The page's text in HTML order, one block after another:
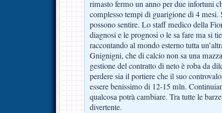
rimasto fermo un anno per due infortuni
complesso tempi di guarigione di 4
possono sentire. Lo staff medico della
diagnosi e le prognosi o le sa fare ma si
raccontando al mondo esterno tutta
Gnignigni, che di calcio non sa una
gestione del contratto di neto è roba da
perdere sia il portiere che il suo
essere benissimo di 12-15 mln.
qualcosa potrà cambiare. Tra tutte le
divertente.